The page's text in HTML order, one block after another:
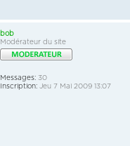
bob
Modérateur du site
Messages: 30
Inscription: Jeu 7 Mai 2009 13:07